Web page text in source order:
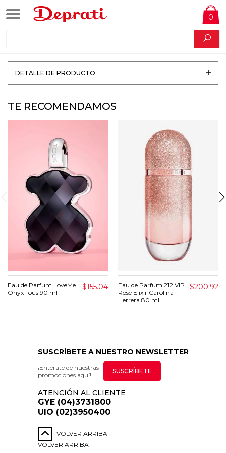
0
DETALLE DE PRODUCTO
TE RECOMENDAMOS
Eau de Parfum LoveMe
Onyx Tous 90 ml
$155.04
Eau de Parfum 212 VIP
Rose Elixir Carolina
Herrera 80 ml
$200.92
SUSCRÍBETE A NUESTRO NEWSLETTER
¡Entérate de nuestras
promociones aquí!
SUSCRÍBETE
ATENCIÓN AL CLIENTE
GYE (04)3731800
UIO (02)3950400
VOLVER ARRIBA
VOLVER ARRIBA